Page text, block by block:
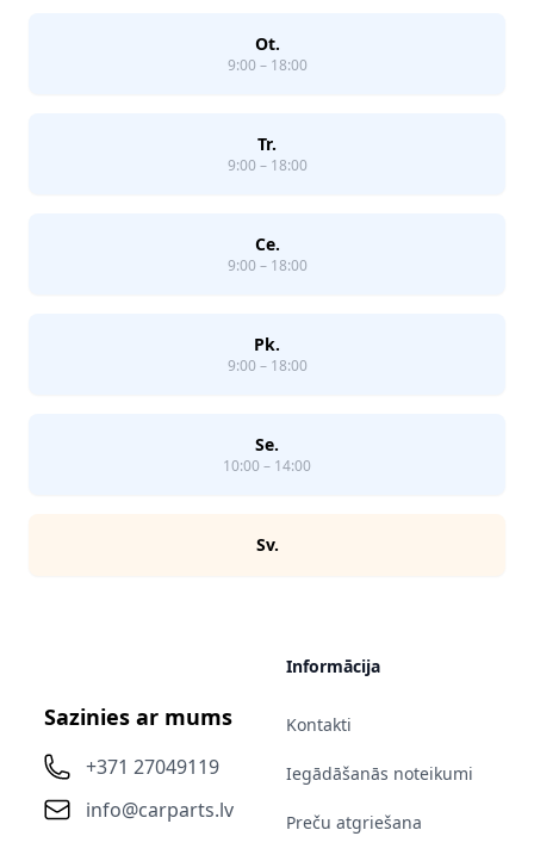
Ot.
9:00 – 18:00
Tr.
9:00 – 18:00
Ce.
9:00 – 18:00
Pk.
9:00 – 18:00
Se.
10:00 – 14:00
Sv.
Sazinies ar mums
+371 27049119
info@carparts.lv
Informācija
Kontakti
Iegādāšanās noteikumi
Preču atgriešana